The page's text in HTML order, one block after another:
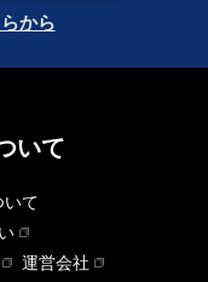
から
いて
いて
運営会社